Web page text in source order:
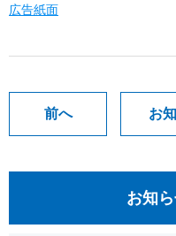
広告紙面
前へ お
お知